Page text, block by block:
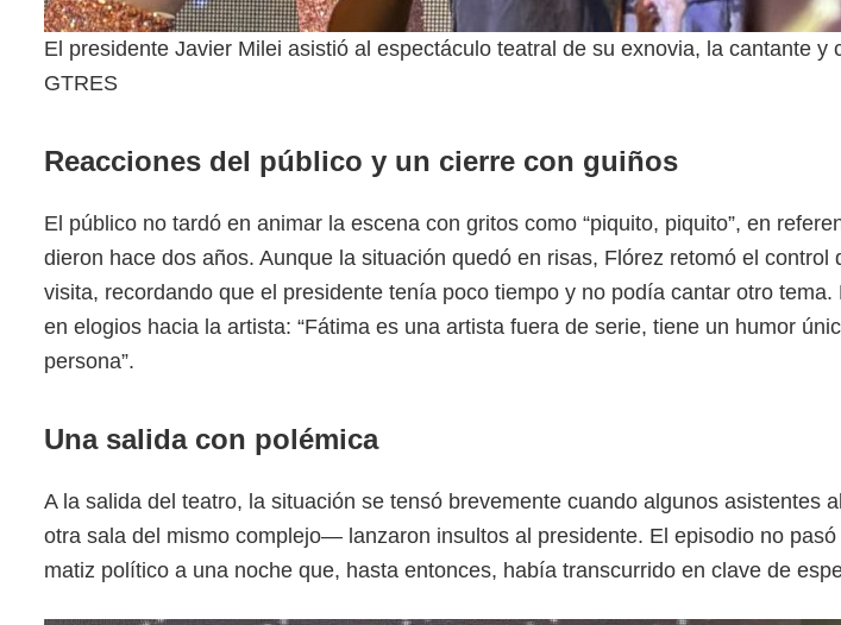
El presidente Javier Milei asistió al espectáculo teatral de su exnovia, la cantante
GTRES
Reacciones del público y un cierre con guiños
El público no tardó en animar la escena con gritos como “piquito, piquito”, en
dieron hace dos años. Aunque la situación quedó en risas, Flórez retomó el control
visita, recordando que el presidente tenía poco tiempo y no podía cantar otro
en elogios hacia la artista: “Fátima es una artista fuera de serie, tiene un humor
persona”.
Una salida con polémica
A la salida del teatro, la situación se tensó brevemente cuando algunos asistentes
otra sala del mismo complejo— lanzaron insultos al presidente. El episodio no
matiz político a una noche que, hasta entonces, había transcurrido en clave de